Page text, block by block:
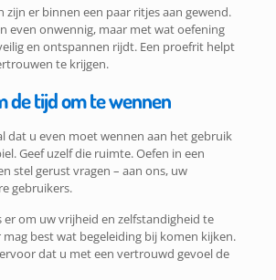
zijn er binnen een paar ritjes aan gewend.
even onwennig, maar met wat oefening
en ontspannen rijdt. Een proefrit helpt
te krijgen.
de tijd om te wennen
dat u even moet wennen aan het gebruik
Geef uzelf die ruimte. Oefen in een
stel gerust vragen – aan ons, uw
gebruikers.
er om uw vrijheid en zelfstandigheid te
best wat begeleiding bij komen kijken.
dat u met een vertrouwd gevoel de